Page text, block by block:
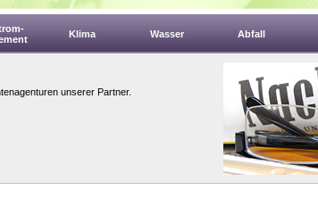
Klima Wasser Abfall
unserer Partner.